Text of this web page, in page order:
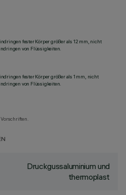
fester Körper größer als 12 mm, nicht
von Flüssigkeiten.
fester Körper größer als 1 mm, nicht
von Flüssigkeiten.
Druckgussaluminium und
thermoplast